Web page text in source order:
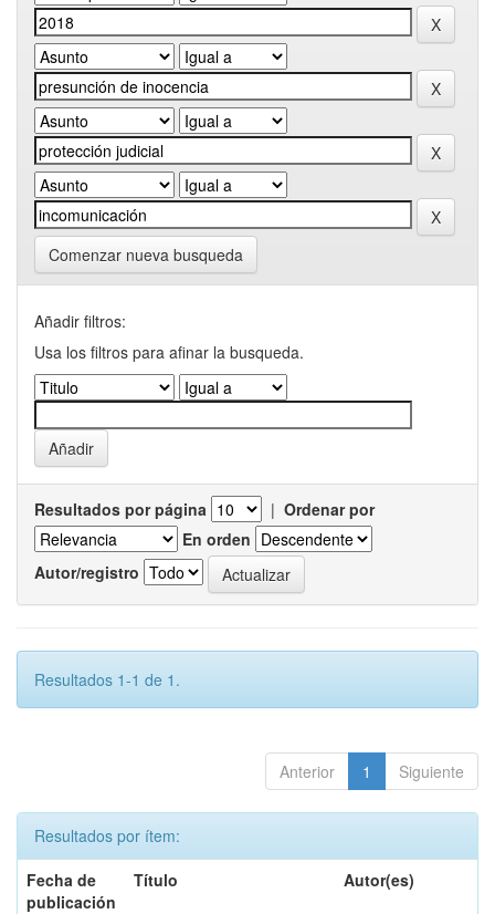
Comenzar nueva busqueda
Añadir filtros:
Usa los filtros para afinar la busqueda.
Resultados por página | Ordenar por
En orden
Autor/registro
Resultados 1-1 de 1.
Anterior 1 Siguiente
Resultados por ítem:
Fecha de
publicación
Título Autor(es)